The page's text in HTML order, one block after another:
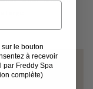
arrivée
le bouton
à recevoir
par Freddy Spa
complète)